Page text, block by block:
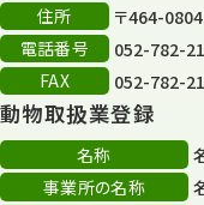
80周年
その他
その他イベント
スカイタワー
住所
〒464-
電話番号
052-782-
FAX
052-782-
動物取扱業登録
名称
事業所の名称